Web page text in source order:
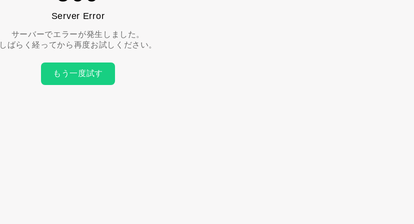
Server Error
サーバーでエラーが発生しました。
しばらく経ってから再度お試しください。
もう一度試す